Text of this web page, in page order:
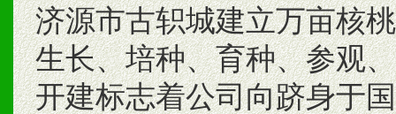
济源市古轵城建立万亩核
生长、培种、育种、参观
开建标志着公司向跻身于